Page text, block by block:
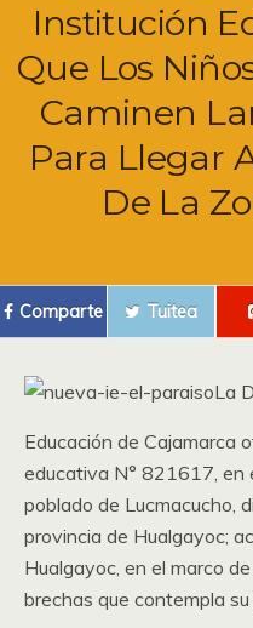
Institución
Que Los
Caminen
Para Llegar
De La
Comparte Tuitea
La
Educación de Cajamarca
educativa N° 821617, en
poblado de Lucmacucho,
provincia de Hualgayoc;
Hualgayoc, en el marco
brechas que contempla